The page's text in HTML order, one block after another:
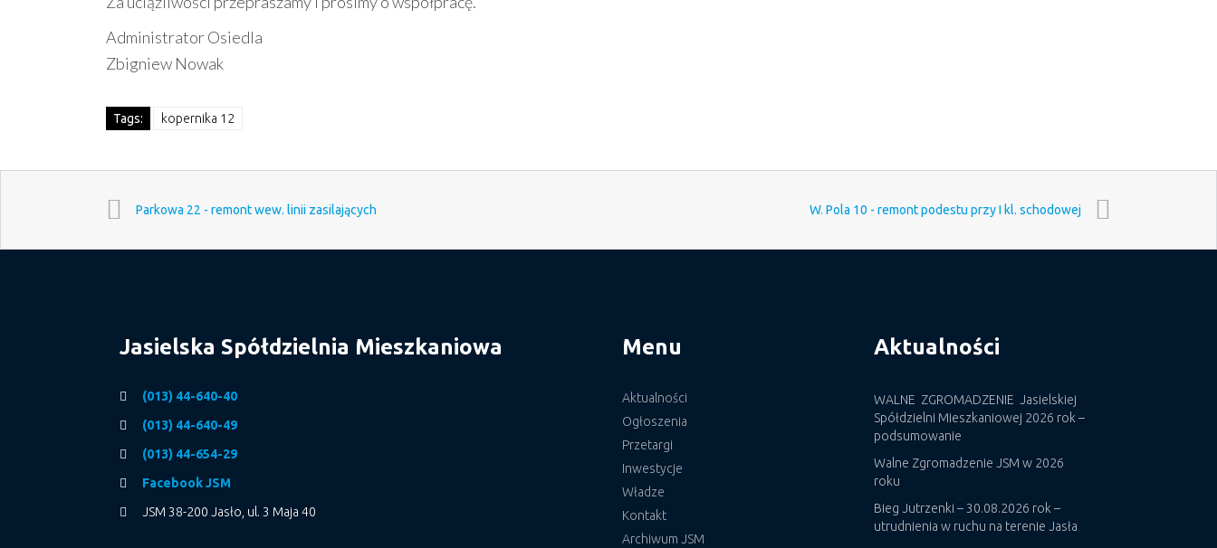
Administrator Osiedla
Zbigniew Nowak
Tags: kopernika 12
Parkowa 22 - remont wew. linii zasilających W. Pola 10 - remont podestu przy I kl. schodowej
Jasielska Spółdzielnia Mieszkaniowa
(013) 44-640-40
(013) 44-640-49
(013) 44-654-29
Facebook JSM
JSM 38-200 Jasło, ul. 3 Maja 40
Menu
Aktualności
Ogłoszenia
Przetargi
Inwestycje
Władze
Kontakt
Archiwum JSM
Aktualności
WALNE ZGROMADZENIE Jasielskiej
Spółdzielni Mieszkaniowej 2026 rok –
podsumowanie
Walne Zgromadzenie JSM w 2026
roku
Bieg Jutrzenki – 30.08.2026 rok –
utrudnienia w ruchu na terenie Jasła